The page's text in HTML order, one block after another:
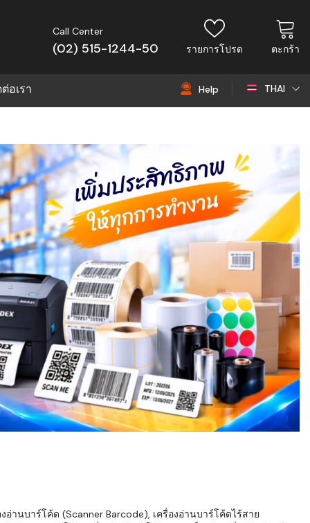
Call Center
(02) 515-1244-50 รายการโปรด ตะกร้า
อเรา Help THAI
EN
านบาร์โค้ด (Scanner Barcode), เครื่องอ่านบาร์โค้ดไร้สาย